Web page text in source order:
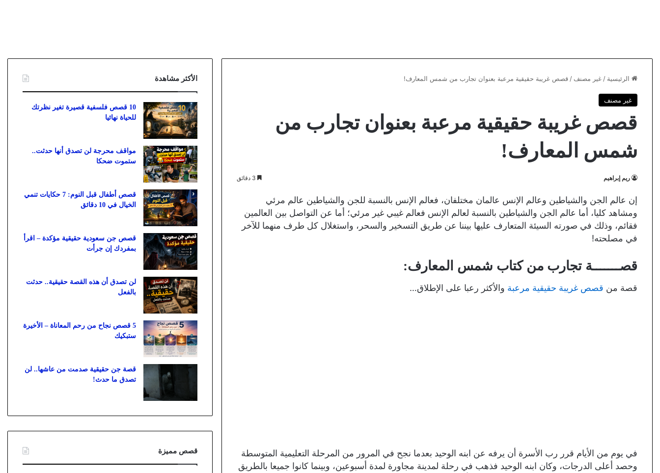
الرئيسية / غير مصنف / قصص غريبة حقيقية مرعبة بعنوان تجارب من شمس المعارف!
غير مصنف
قصص غريبة حقيقية مرعبة بعنوان تجارب من
شمس المعارف!
ريم إبراهيم
إن عالم الجن والشياطين وعالم الإنس عالمان مختلفان، فعالم الإنس بالنسبة للجن والشياطين عالم مرئي
ومشاهد كليا، أما عالم الجن والشياطين بالنسبة لعالم الإنس فعالم غيبي غير مرئي؛ أما عن التواصل بين العالمين
فقائم، وذلك في صورته السيئة المتعارف عليها بيننا عن طريق التسخير والسحر، واستغلال كل طرف منهما للآخر
في مصلحته!
قصـــــــة تجارب من كتاب شمس المعارف:
قصة من قصص غريبة حقيقية مرعبة والأكثر رعبا على الإطلاق…
في يوم من الأيام قرر رب الأسرة أن يرفه عن ابنه الوحيد بعدما نجح في المرور من المرحلة التعليمية المتوسطة
وحصد أعلى الدرجات، وكان ابنه الوحيد فذهب في رحلة لمدينة مجاورة لمدة أسبوعين، وبينما كانوا جميعا بالطريق
الأكثر مشاهدة
10 قصص فلسفية قصيرة تغير نظرتك
للحياة نهائيا
مواقف محرجة لن تصدق أنها حدثت..
ستموت ضحكا
قصص أطفال قبل النوم: 7 حكايات تنمي
الخيال في 10 دقائق
قصص جن سعودية حقيقية مؤكدة – اقرأ
بمفردك إن جرأت
لن تصدق أن هذه القصة حقيقية.. حدثت
بالفعل
5 قصص نجاح من رحم المعاناة – الأخيرة
ستبكيك
قصة جن حقيقية صدمت من عاشها.. لن
تصدق ما حدث!
قصص مميزة